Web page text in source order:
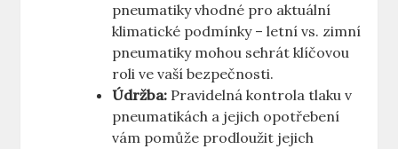
pneumatiky vhodné pro aktuální
klimatické podmínky – letní vs. zimní
pneumatiky mohou sehrát klíčovou
roli ve vaší bezpečnosti.
Údržba: Pravidelná kontrola tlaku v
pneumatikách a jejich opotřebení
vám pomůže prodloužit jejich